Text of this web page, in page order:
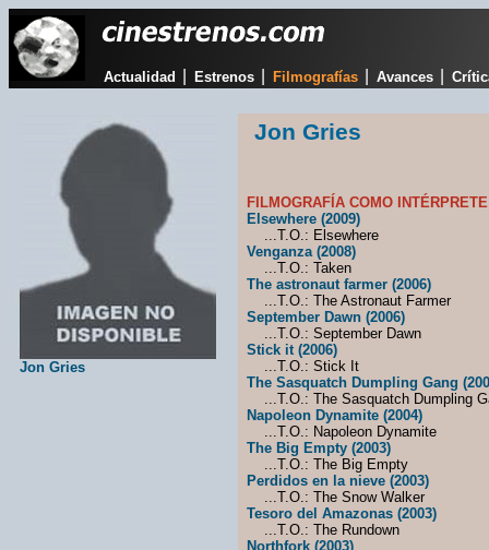
Actualidad Estrenos Filmografías Avances
Jon Gries
Jon Gries
FILMOGRAFÍA COMO
Elsewhere (2009)
...T.O.: Elsewhere
Venganza (2008)
...T.O.: Taken
The astronaut farmer (2006)
...T.O.: The Astronaut Farmer
September Dawn (2006)
...T.O.: September Dawn
Stick it (2006)
...T.O.: Stick It
The Sasquatch Dumpling Gang
...T.O.: The Sasquatch Dumpling
Napoleon Dynamite (2004)
...T.O.: Napoleon Dynamite
The Big Empty (2003)
...T.O.: The Big Empty
Perdidos en la nieve (2003)
...T.O.: The Snow Walker
Tesoro del Amazonas (2003)
...T.O.: The Rundown
Northfork (2003)